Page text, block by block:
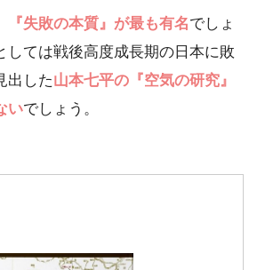
『失敗の本質』が最も有名でしょ
しては戦後高度成長期の日本に敗
出した山本七平の『空気の研究』
いでしょう。